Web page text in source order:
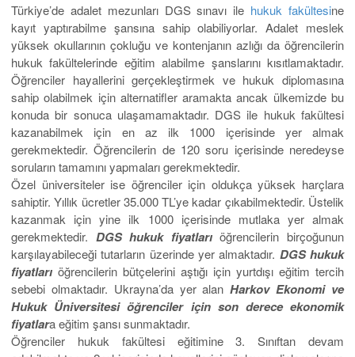
Türkiye’de adalet mezunları DGS sınavı ile hukuk fakültesine
kayıt yaptırabilme şansına sahip olabiliyorlar. Adalet meslek
yüksek okullarının çokluğu ve kontenjanın azlığı da öğrencilerin
hukuk fakültelerinde eğitim alabilme şanslarını kısıtlamaktadır.
Öğrenciler hayallerini gerçekleştirmek ve hukuk diplomasına
sahip olabilmek için alternatifler aramakta ancak ülkemizde bu
konuda bir sonuca ulaşamamaktadır. DGS ile hukuk fakültesi
kazanabilmek için en az ilk 1000 içerisinde yer almak
gerekmektedir. Öğrencilerin de 120 soru içerisinde neredeyse
soruların tamamını yapmaları gerekmektedir.
Özel üniversiteler ise öğrenciler için oldukça yüksek harçlara
sahiptir. Yıllık ücretler 35.000 TL’ye kadar çıkabilmektedir. Üstelik
kazanmak için yine ilk 1000 içerisinde mutlaka yer almak
gerekmektedir. DGS hukuk fiyatlarıöğrencilerin birçoğunun
karşılayabileceği tutarların üzerinde yer almaktadır. DGS hukuk
fiyatları öğrencilerin bütçelerini aştığı için yurtdışı eğitim tercih
sebebi olmaktadır. Ukrayna’da yer alanHarkov Ekonomi ve
Hukuk Üniversitesi öğrenciler için son derece ekonomik
fiyatlara eğitim şansı sunmaktadır.
Öğrenciler hukuk fakültesi eğitimine 3. Sınıftan devam